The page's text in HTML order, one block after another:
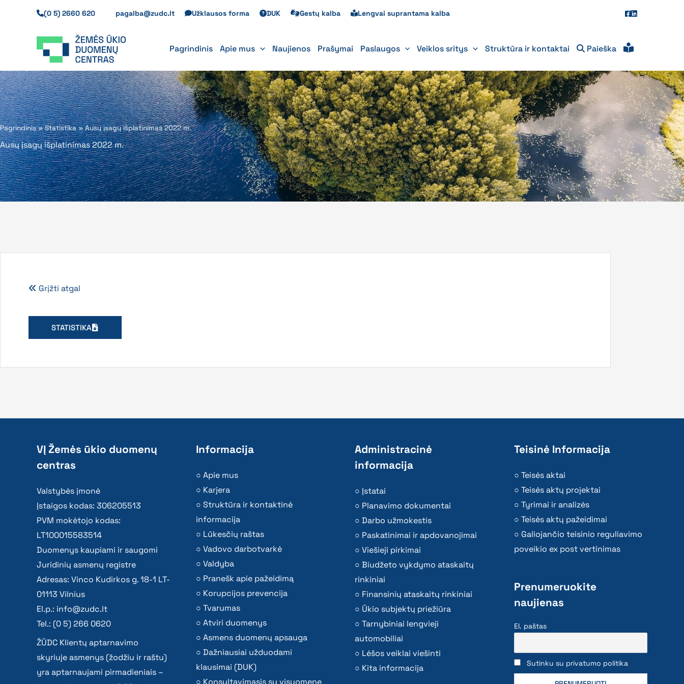
(0 5) 2660 620 pagalba@zudc.lt Užklausos forma DUK Gestų kalba Lengvai suprantama kalba
Pagrindinis Apie mus Naujienos Prašymai Paslaugos Veiklos sritys Struktūra ir kontaktai Paieška
Pagrindinis»Statistika»Ausų įsagų išplatinimas 2022 m.
Ausų įsagų išplatinimas 2022 m.
Grįžti atgal
STATISTIKA
VĮ Žemės ūkio duomenų
centras
Valstybės įmonė
Įstaigos kodas: 306205513
PVM mokėtojo kodas:
LT100015583514
Duomenys kaupiami ir saugomi
Juridinių asmenų registre
Adresas: Vinco Kudirkos g. 18-1 LT-
01113 Vilnius
El.p.: info@zudc.lt
Tel.: (0 5) 266 0620
ŽŪDC Klientų aptarnavimo
skyriuje asmenys (žodžiu ir raštu)
yra aptarnaujami pirmadieniais –
Informacija
Apie mus
Karjera
Struktūra ir kontaktinė
informacija
Lūkesčių raštas
Vadovo darbotvarkė
Valdyba
Pranešk apie pažeidimą
Korupcijos prevencija
Tvarumas
Atviri duomenys
Asmens duomenų apsauga
Dažniausiai užduodami
klausimai (DUK)
Administracinė
informacija
Įstatai
Planavimo dokumentai
Darbo užmokestis
Paskatinimai ir apdovanojimai
Viešieji pirkimai
Biudžeto vykdymo ataskaitų
rinkiniai
Finansinių ataskaitų rinkiniai
Ūkio subjektų priežiūra
Tarnybiniai lengvieji
automobiliai
Lėšos veiklai viešinti
Kita informacija
Teisinė Informacija
Teisės aktai
Teisės aktų projektai
Tyrimai ir analizės
Teisės aktų pažeidimai
Galiojančio teisinio reguliavimo
poveikio ex post vertinimas
Prenumeruokite
naujienas
El. paštas
Sutinku su privatumo politika